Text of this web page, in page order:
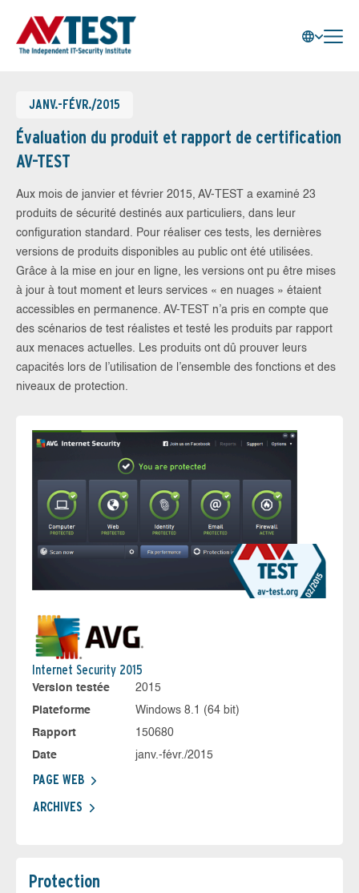
JANV.-FÉVR./2015
Évaluation du produit et rapport de certification
AV-TEST
Aux mois de janvier et février 2015, AV-TEST a examiné 23
produits de sécurité destinés aux particuliers, dans leur
configuration standard. Pour réaliser ces tests, les dernières
versions de produits disponibles au public ont été utilisées.
Grâce à la mise en jour en ligne, les versions ont pu être mises
à jour à tout moment et leurs services « en nuages » étaient
accessibles en permanence. AV-TEST n’a pris en compte que
des scénarios de test réalistes et testé les produits par rapport
aux menaces actuelles. Les produits ont dû prouver leurs
capacités lors de l’utilisation de l’ensemble des fonctions et des
niveaux de protection.
Internet Security 2015
Version testée
2015
Plateforme
Windows 8.1 (64 bit)
Rapport
150680
Date
janv.-févr./2015
PAGE WEB
ARCHIVES
Protection